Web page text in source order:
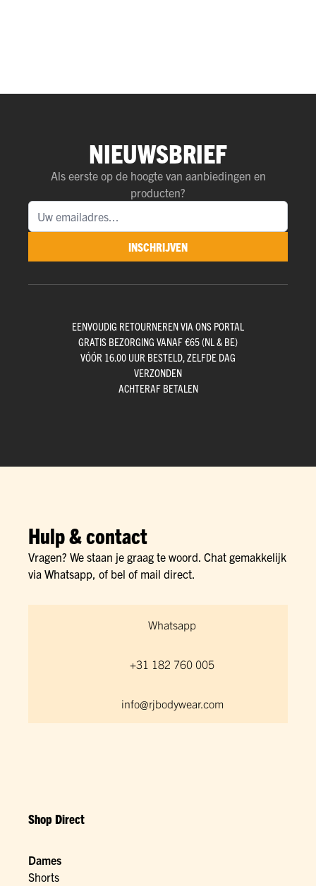
NIEUWSBRIEF
Als eerste op de hoogte van aanbiedingen en
producten?
INSCHRIJVEN
EENVOUDIG RETOURNEREN VIA ONS PORTAL
GRATIS BEZORGING VANAF €65 (NL & BE)
VÓÓR 16.00 UUR BESTELD, ZELFDE DAG
VERZONDEN
ACHTERAF BETALEN
Hulp & contact
Vragen? We staan je graag te woord. Chat gemakkelijk
via Whatsapp, of bel of mail direct.
Whatsapp
+31 182 760 005
info@rjbodywear.com
Shop Direct
Dames
Shorts